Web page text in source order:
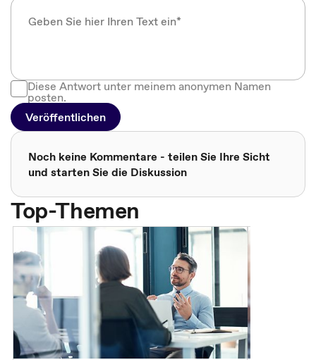
Diese Antwort unter meinem anonymen Namen
posten.
Veröffentlichen
Noch keine Kommentare - teilen Sie Ihre Sicht
und starten Sie die Diskussion
Top-Themen